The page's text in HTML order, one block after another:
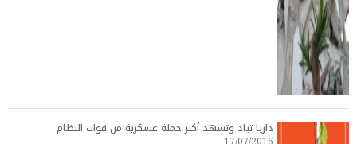
داريا تباد وتشهد أكبر حملة عسكرية من قوات النظام